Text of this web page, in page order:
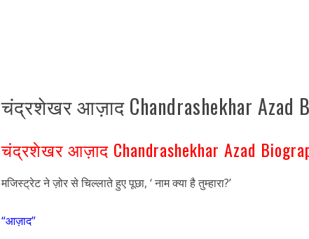
चंद्रशेखर आज़ाद Chandrashekhar Azad
चंद्रशेखर आज़ाद Chandrashekhar Azad
मजिस्ट्रेट ने ज़ोर से चिल्लाते हुए पूछा, ‘ नाम क्या है तुम्हारा?’
“आज़ाद”